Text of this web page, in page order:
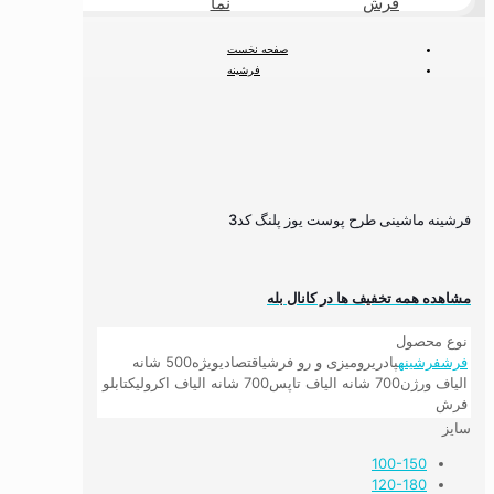
صفحه نخست
فرشینه
فرشینه ماشینی طرح پوست یوز پلنگ کد3
مشاهده همه تخفیف ها در کانال بله
نوع محصول
فرشفرشینهپادریرومیزی و رو فرشیاقتصادیویژه
500 شانه
الیاف ورژن700 شانه الیاف تاپس 700 شانه الیاف اکرولیک
تابلو
فرش
سایز
100-150
120-180